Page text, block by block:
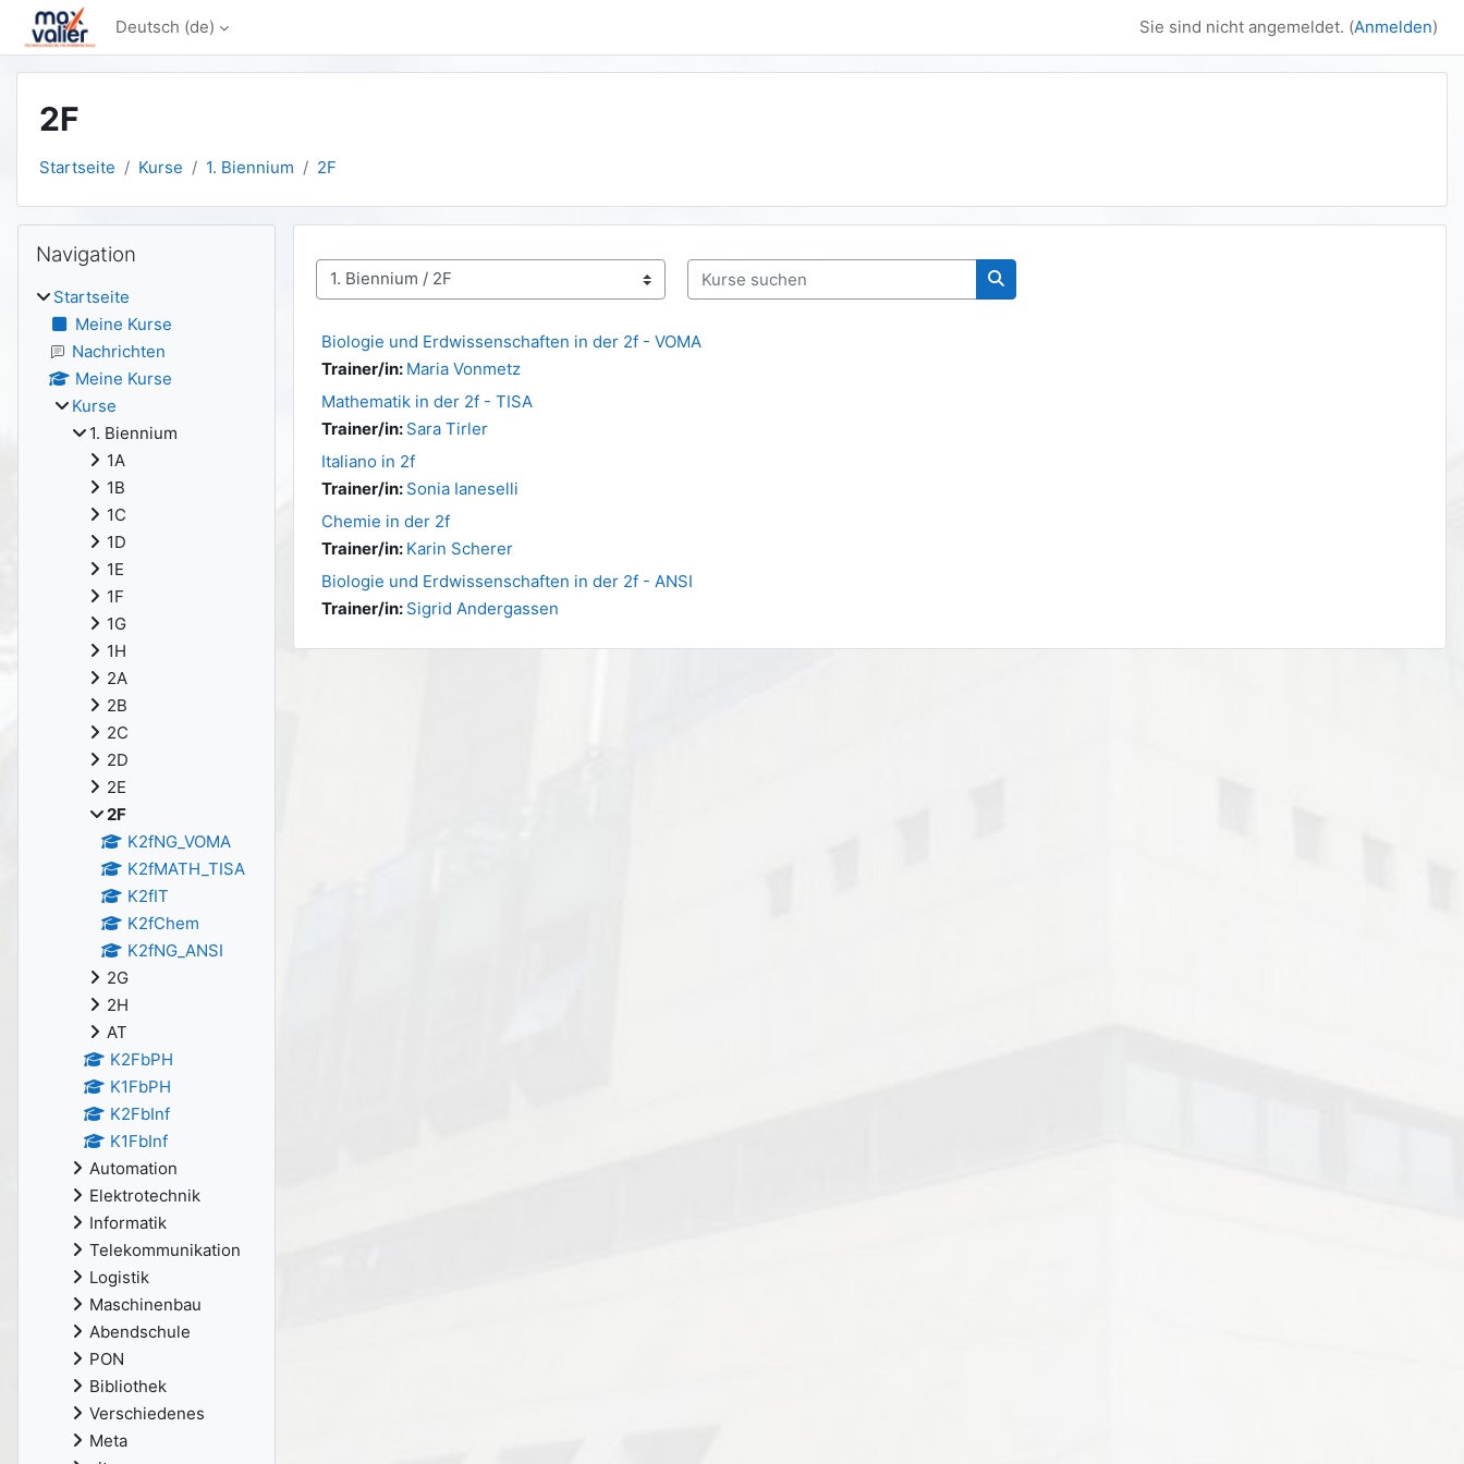
Zum Hauptinhalt
Deutsch ‎(de)‎ Sie sind nicht angemeldet. (Anmelden)
2F
Startseite Kurse 1. Biennium 2F
Kursbereiche
Kurse suchen
Kurse suchen
Biologie und Erdwissenschaften in der 2f - VOMA
Trainer/in: Maria Vonmetz
Mathematik in der 2f - TISA
Trainer/in: Sara Tirler
Italiano in 2f
Trainer/in: Sonia Ianeselli
Chemie in der 2f
Trainer/in: Karin Scherer
Biologie und Erdwissenschaften in der 2f - ANSI
Trainer/in: Sigrid Andergassen
Blöcke
Navigation
Startseite
Meine Kurse
Nachrichten
Meine Kurse
Kurse
1. Biennium
1A
1B
1C
1D
1E
1F
1G
1H
2A
2B
2C
2D
2E
2F
K2fNG_VOMA
K2fMATH_TISA
K2fIT
K2fChem
K2fNG_ANSI
2G
2H
AT
K2FbPH
K1FbPH
K2FbInf
K1FbInf
Automation
Elektrotechnik
Informatik
Telekommunikation
Logistik
Maschinenbau
Abendschule
PON
Bibliothek
Verschiedenes
Meta